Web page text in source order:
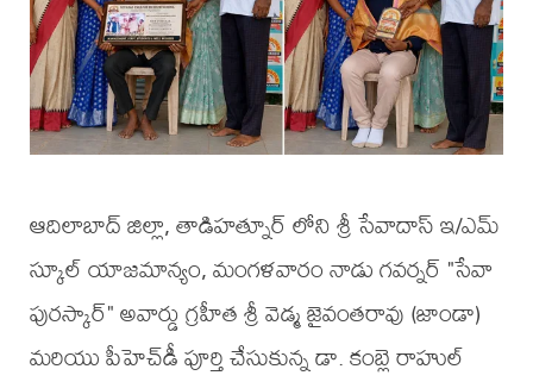
ఆదిలాబాద్ జిల్లా, తాడిహత్నూర్ లోని శ్రీ సేవాదాస్ ఇ/ఎమ్
స్కూల్ యాజమాన్యం, మంగళవారం నాడు గవర్నర్ "సేవా
పురస్కార్" అవార్డు గ్రహీత శ్రీ వెడ్మ జైవంతరావు (జాండా)
మరియు పీహెచ్‌డీ పూర్తి చేసుకున్న డా. కంబ్లె రాహుల్